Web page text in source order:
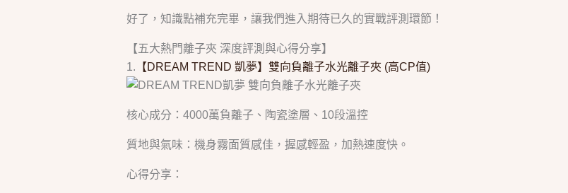
好了，知識點補充完畢，讓我們進入期待已久的實戰評測環節！
【五大熱門離子夾 深度評測與心得分享】
1. 【DREAM TREND 凱夢】雙向負離子水光離子夾 (高CP值)
核心成分：4000萬負離子、陶瓷塗層、10段溫控
質地與氣味：機身霧面質感佳，握感輕盈，加熱速度快。
心得分享：